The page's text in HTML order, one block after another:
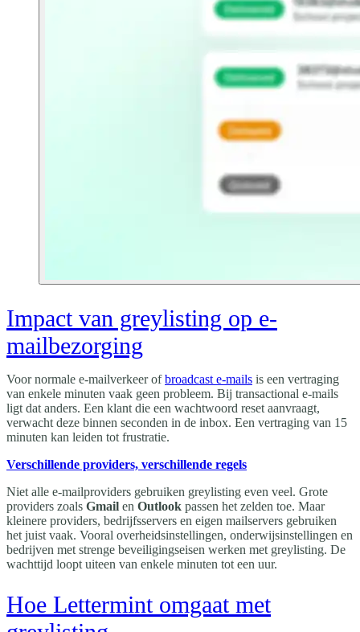
Impact van greylisting op e-
mailbezorging
Voor normale e-mailverkeer ofbroadcast e-mails is een vertraging
van enkele minuten vaak geen probleem. Bij transactional e-mails
ligt dat anders. Een klant die een wachtwoord reset aanvraagt,
verwacht deze binnen seconden in de inbox. Een vertraging van 15
minuten kan leiden tot frustratie.
Verschillende providers, verschillende regels
Niet alle e-mailproviders gebruiken greylisting even veel. Grote
providers zoals Gmail en Outlook passen het zelden toe. Maar
kleinere providers, bedrijfsservers en eigen mailservers gebruiken
het juist vaak. Vooral overheidsinstellingen, onderwijsinstellingen en
bedrijven met strenge beveiligingseisen werken met greylisting. De
wachttijd loopt uiteen van enkele minuten tot een uur.
Hoe Lettermint omgaat met